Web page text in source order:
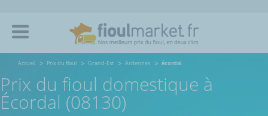
Accueil Prix du fioul Grand-Est Ardennes écordal
Prix du fioul domestique à
Écordal (08130)